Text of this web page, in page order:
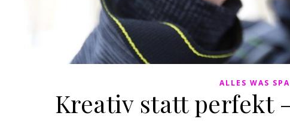
ALLES WAS
Kreativ statt perfekt